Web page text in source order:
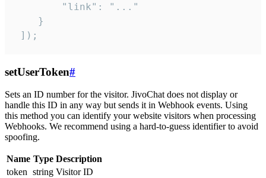
        "link": "..."
    }
]);
setUserToken#
Sets an ID number for the visitor. JivoChat does not display or
handle this ID in any way but sends it in Webhook events. Using
this method you can identify your website visitors when processing
Webhooks. We recommend using a hard-to-guess identifier to avoid
spoofing.
Name Type Description
token string Visitor ID